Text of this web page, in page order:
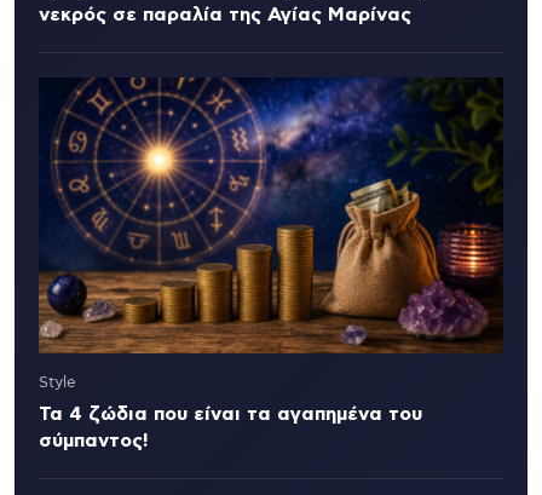
νεκρός σε παραλία της Αγίας Μαρίνας
Style
Τα 4 ζώδια που είναι τα αγαπημένα του
σύμπαντος!